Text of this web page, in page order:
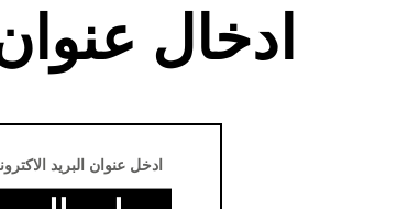
ادخال
ادخل عنوان البريد